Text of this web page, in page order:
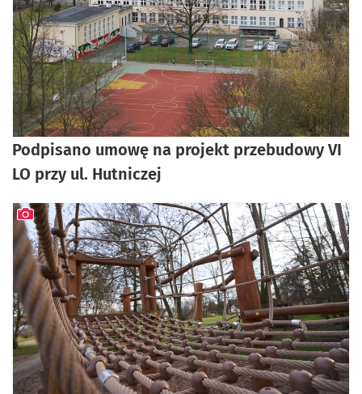
Podpisano umowę na projekt przebudowy VI
LO przy ul. Hutniczej
artykuł z galerią zdjęć